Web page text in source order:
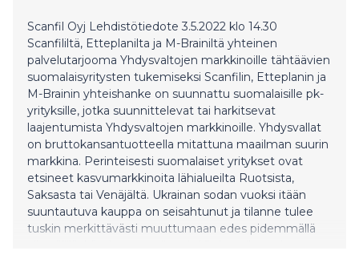
Scanfil Oyj Lehdistötiedote 3.5.2022 klo 14.30
Scanfililtä, Etteplanilta ja M-Brainiltä yhteinen
palvelutarjooma Yhdysvaltojen markkinoille tähtäävien
suomalaisyritysten tukemiseksi Scanfilin, Etteplanin ja
M-Brainin yhteishanke on suunnattu suomalaisille pk-
yrityksille, jotka suunnittelevat tai harkitsevat
laajentumista Yhdysvaltojen markkinoille. Yhdysvallat
on bruttokansantuotteella mitattuna maailman suurin
markkina. Perinteisesti suomalaiset yritykset ovat
etsineet kasvumarkkinoita lähialueilta Ruotsista,
Saksasta tai Venäjältä. Ukrainan sodan vuoksi itään
suuntautuva kauppa on seisahtunut ja tilanne tulee
tuskin merkittävästi muuttumaan edes pidemmällä